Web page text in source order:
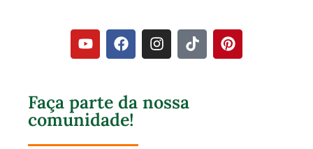
Faça parte da nossa
comunidade!